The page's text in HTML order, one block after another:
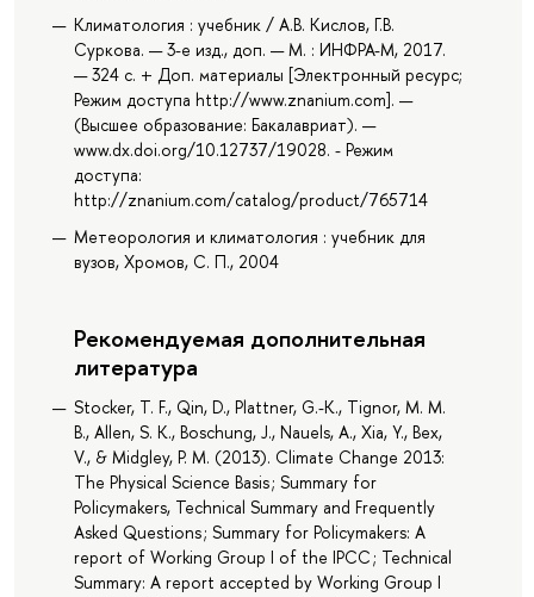
Климатология : учебник / А.В. Кислов, Г.В.
Суркова. — 3-е изд., доп. — М. : ИНФРА-М, 2017.
— 324 с. + Доп. материалы [Электронный ресурс;
Режим доступа http://www.znanium.com]. —
(Высшее образование: Бакалавриат). —
www.dx.doi.org/10.12737/19028. - Режим
доступа:
http://znanium.com/catalog/product/765714
Метеорология и климатология : учебник для
вузов, Хромов, С. П., 2004
Рекомендуемая дополнительная
литература
Stocker, T. F., Qin, D., Plattner, G.-K., Tignor, M. M.
B., Allen, S. K., Boschung, J., Nauels, A., Xia, Y., Bex,
V., & Midgley, P. M. (2013). Climate Change 2013:
The Physical Science Basis ; Summary for
Policymakers, Technical Summary and Frequently
Asked Questions ; Summary for Policymakers: A
report of Working Group I of the IPCC ; Technical
Summary: A report accepted by Working Group I